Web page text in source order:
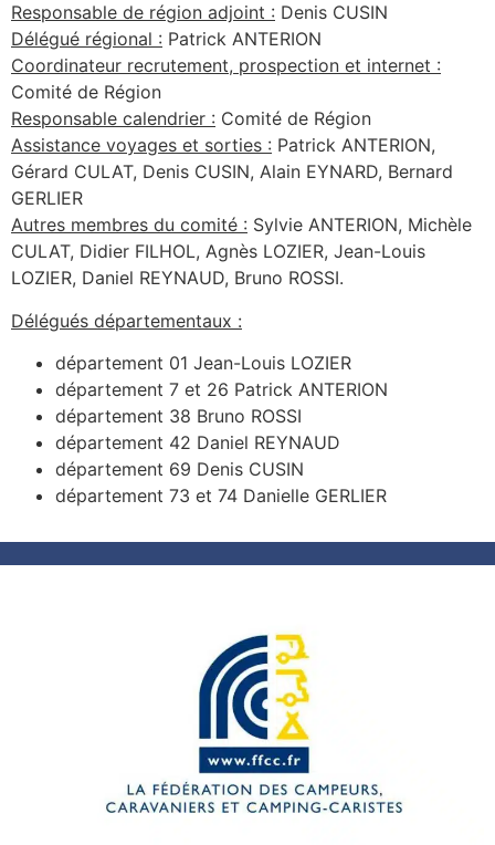
Responsable de région adjoint : Denis CUSIN
Délégué régional : Patrick ANTERION
Coordinateur recrutement, prospection et internet :
Comité de Région
Responsable calendrier : Comité de Région
Assistance voyages et sorties : Patrick ANTERION,
Gérard CULAT, Denis CUSIN, Alain EYNARD, Bernard
GERLIER
Autres membres du comité : Sylvie ANTERION, Michèle
CULAT, Didier FILHOL, Agnès LOZIER, Jean-Louis
LOZIER, Daniel REYNAUD, Bruno ROSSI.
Délégués départementaux :
département 01 Jean-Louis LOZIER
département 7 et 26 Patrick ANTERION
département 38 Bruno ROSSI
département 42 Daniel REYNAUD
département 69 Denis CUSIN
département 73 et 74 Danielle GERLIER